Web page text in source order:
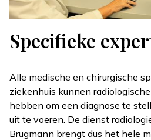
Specifieke
Alle medische en chirurgische
ziekenhuis kunnen
hebben om een diagnose te
uit te voeren. De dienst
Brugmann brengt dus het hele